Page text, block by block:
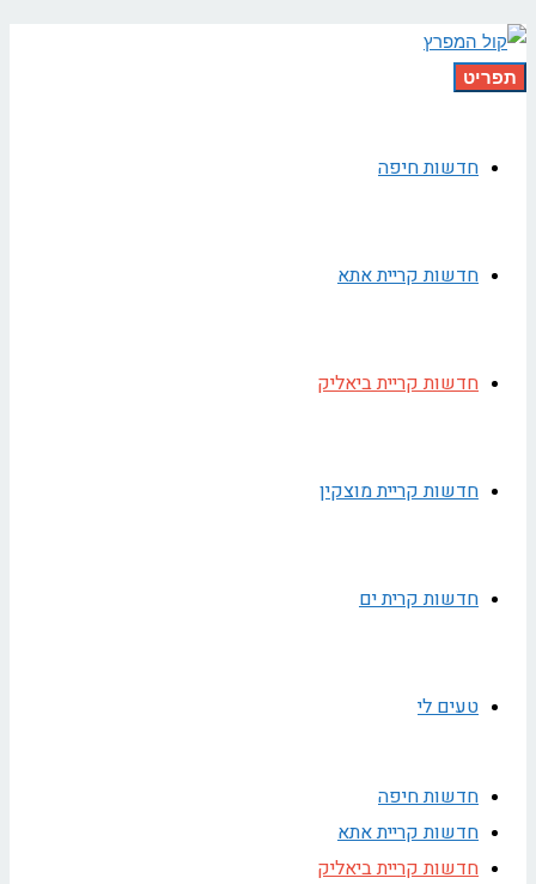
תפריט
חדשות חיפה
חדשות קריית אתא
חדשות קריית ביאליק
חדשות קריית מוצקין
חדשות קרית ים
טעים לי
חדשות חיפה
חדשות קריית אתא
חדשות קריית ביאליק